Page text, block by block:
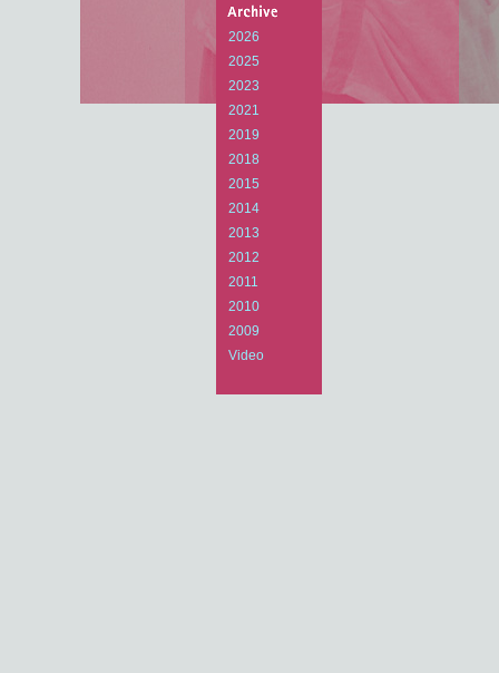
Arts
Laboratory
2026
2025
2023
2021
2019
2018
2015
2014
2013
2012
2011
2010
2009
Video